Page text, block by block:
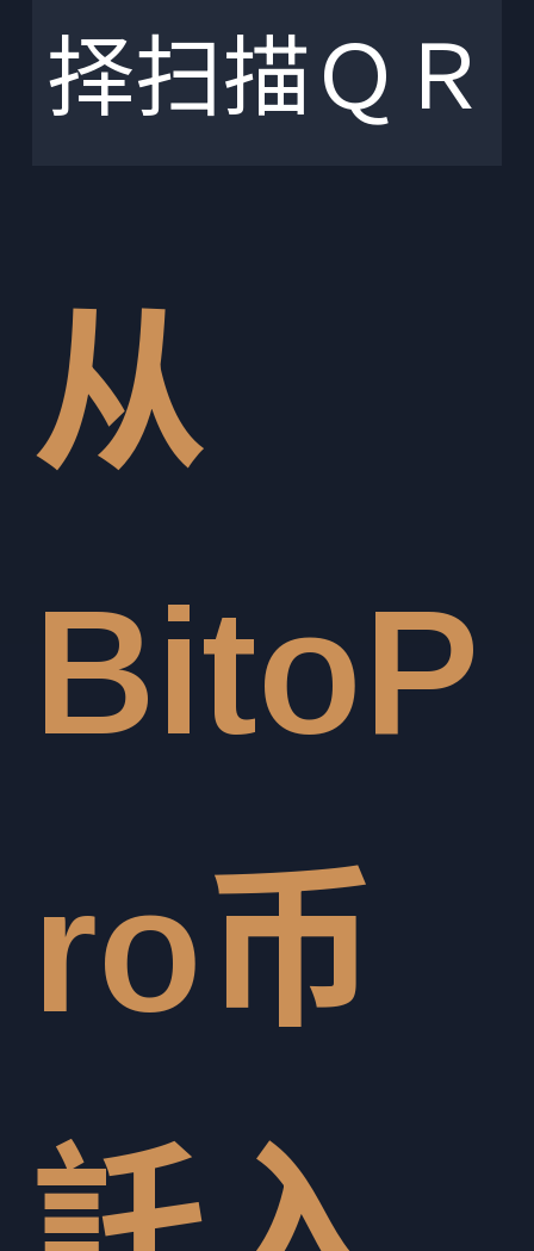
择扫描ＱＲ
从
BitoP
ro币